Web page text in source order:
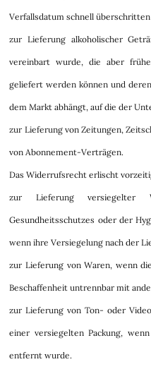
Verfallsdatum schnell
zur Lieferung alkoholischer
vereinbart wurde, die aber
geliefert werden können und
dem Markt abhängt, auf die der
zur Lieferung von Zeitungen,
von Abonnement-Verträgen.
Das Widerrufsrecht erlischt
zur Lieferung
Gesundheitsschutzes oder der
wenn ihre Versiegelung nach der
zur Lieferung von Waren, wenn
Beschaffenheit untrennbar mit
zur Lieferung von Ton- oder
einer versiegelten Packung,
entfernt wurde.